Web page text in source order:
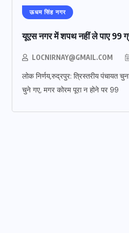
ऊधम सिंह नगर
यूएस नगर में शपथ नहीं ले पाए 99
LOCNIRNAY@GMAIL.COM
लोक निर्णय,रुद्रपुर: त्रिस्तरीय पंचायत
चुने गए, मगर कोरम पूरा न होने पर 99